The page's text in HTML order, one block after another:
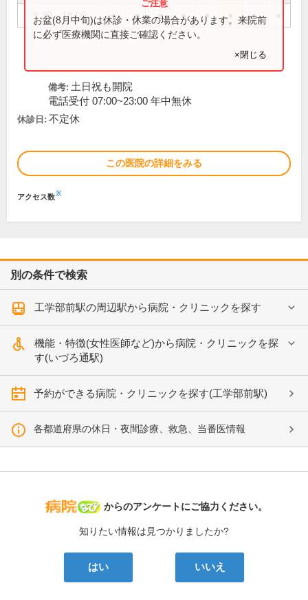
9:30～18:00 ● ● ● ● ● ●
お盆(8月中旬)は休診・休業の場合があります。来院前
に必ず医療機関に直接ご確認ください。
×閉じる
備考: 土日祝も開院
電話受付 07:00~23:00 年中無休
休診日: 不定休
この医院の詳細をみる
アクセス数※
別の条件で検索
工学部前駅の周辺駅から病院・クリニックを探す
機能・特徴(女性医師など)から病院・クリニックを探
す(いづろ通駅)
予約ができる病院・クリニックを探す(工学部前駅)
各都道府県の休日・夜間診療、救急、当番医情報
病院なび
からのアンケートにご協力ください。
知りたい情報は見つかりましたか?
はい いいえ